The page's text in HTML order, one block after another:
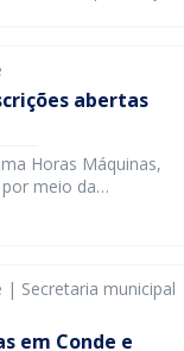
a agricultura
documentos […]
abertas
Horas Máquinas,
meio da
melhoria das áreas
| Secretaria municipal
em Conde e